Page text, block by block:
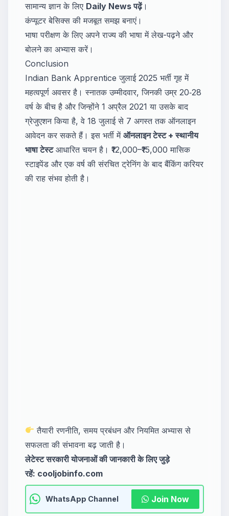
सामान्य ज्ञान के लिए Daily News पढ़ें।
कंप्यूटर बेसिक्स की मजबूत समझ बनाएं।
भाषा परीक्षण के लिए अपने राज्य की भाषा में लेख-पढ़ने और
बोलने का अभ्यास करें।
Conclusion
Indian Bank Apprentice जुलाई 2025 भर्ती गृह में
महत्वपूर्ण अवसर है। स्नातक उम्मीदवार, जिनकी उम्र 20‑28
वर्ष के बीच है और जिन्होंने 1 अप्रैल 2021 या उसके बाद
ग्रेजुएशन किया है, वे 18 जुलाई से 7 अगस्त तक ऑनलाइन
आवेदन कर सकते हैं। इस भर्ती में ऑनलाइन टेस्ट + स्थानीय
भाषा टेस्टआधारित चयन है। ₹12,000–₹15,000 मासिक
स्टाइपेंड और एक वर्ष की संरचित ट्रेनिंग के बाद बैंकिंग करियर
की राह संभव होती है।
तैयारी रणनीति, समय प्रबंधन और नियमित अभ्यास से
सफलता की संभावना बढ़ जाती है।
लेटेस्ट सरकारी योजनाओं की जानकारी के लिए जुड़े
रहें: cooljobinfo.com
WhatsApp Channel Join Now